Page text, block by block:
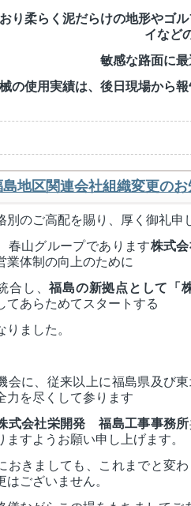
り柔らく泥だらけの地形やゴ
イなど
敏感な路面に最
の使用実績は、後日現場から報
島地区関連会社組織変更の
別のご高配を賜り、厚く御礼申
山グループであります株式
業体制の向上のために
合し、福島の新拠点として「
てあらためてスタートする
りました。
会に、従来以上に福島県及び
力を尽くして参ります
式会社栄開発 福島工事事務所
ますようお願い申し上げます。
おきましても、これまでと変
はございません。